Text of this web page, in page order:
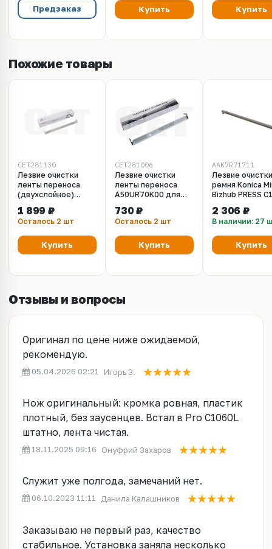
Предзаказ
66500 стр.,
CET141518
Купить
78000 стр.,
CET141519
Купить
Похожие товары
CET281130
Лезвие очистки
ленты переноса
(двухслойное)
Konica Minolta
Bizhub PRESS
C1070/C1070P
(CET), CET281130
1 899 ₽
Осталось 2 шт
Купить
CET281006
Лезвие очистки
ленты переноса
A50UR70K00 для
Bizhub PRESS
C1070/C1070P
(CET), CET281006
730 ₽
Осталось 2 шт
Купить
AAK7R71711
Лезвие очистки
ремня Konica
Bizhub PRESS
2 306 ₽
В наличии: 27
Купить
Отзывы и вопросы
Оригинал по цене ниже ожидаемой,
рекомендую.
05.04.2026 02:21 Игорь З.
Нож оригинальный: кромка ровная, пластик
плотный, без заусенцев. Встал в Pro C1060L
штатно, лента чистая.
18.11.2025 09:16 Онуфрий Захаров
Служит уже полгода, замечаний нет.
06.10.2023 11:11 Данила Калашников
Заказываю не первый раз, качество
стабильное. Установка заняла несколько